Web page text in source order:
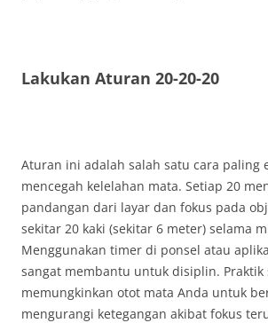
Lakukan Aturan 20-20-20
Aturan ini adalah salah satu cara paling
mencegah kelelahan mata. Setiap 20
pandangan dari layar dan fokus pada
sekitar 20 kaki (sekitar 6 meter) selama
Menggunakan timer di ponsel atau
sangat membantu untuk disiplin. Praktik
memungkinkan otot mata Anda untuk
mengurangi ketegangan akibat fokus